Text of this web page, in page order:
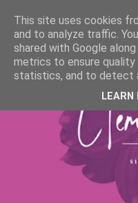
This site uses cookies
and to analyze traffic.
shared with Google
metrics to ensure
statistics, and to detect
LEARN